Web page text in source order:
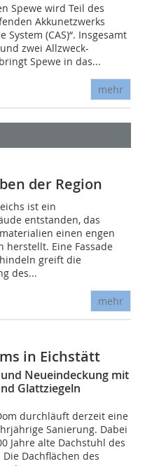
Spewe wird Teil des
Akkunetzwerks
System (CAS)“. Insgesamt
zwei Allzweck-
Spewe in das...
mehr
der Region
ist ein
entstanden, das
einen engen
herstellt. Eine Fassade
greift die
des...
mehr
in Eichstätt
Neueindeckung mit
Glattziegeln
durchläuft derzeit eine
Sanierung. Dabei
Jahre alte Dachstuhl des
Dachflächen des